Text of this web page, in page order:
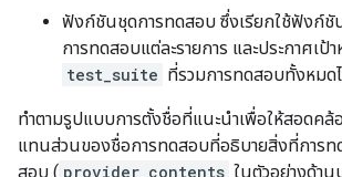
ฟังก์ชันชุดการทดสอบ ซึ่งเรียกใช้ฟังก์ชัน
การทดสอบแต่ละรายการ และประกาศเป้
test_suite ที่รวมการทดสอบทั้งหมด
ทำตามรูปแบบการตั้งชื่อที่แนะนำเพื่อให้สอดคล้
แทนส่วนของชื่อการทดสอบที่อธิบายสิ่งที่การท
สอบ ( provider_contents ในตัวอย่างด้าน